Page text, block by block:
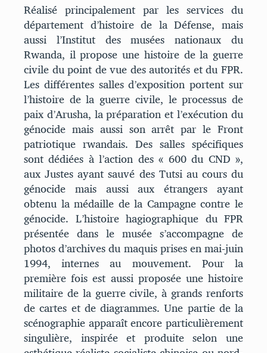
Réalisé principalement par les services du
département d’histoire de la Défense, mais
aussi l’Institut des musées nationaux du
Rwanda, il propose une histoire de la guerre
civile du point de vue des autorités et du FPR.
Les différentes salles d’exposition portent sur
l’histoire de la guerre civile, le processus de
paix d’Arusha, la préparation et l’exécution du
génocide mais aussi son arrêt par le Front
patriotique rwandais. Des salles spécifiques
sont dédiées à l’action des « 600 du CND »,
aux Justes ayant sauvé des Tutsi au cours du
génocide mais aussi aux étrangers ayant
obtenu la médaille de la Campagne contre le
génocide. L’histoire hagiographique du FPR
présentée dans le musée s’accompagne de
photos d’archives du maquis prises en mai-juin
1994, internes au mouvement. Pour la
première fois est aussi proposée une histoire
militaire de la guerre civile, à grands renforts
de cartes et de diagrammes. Une partie de la
scénographie apparaît encore particulièrement
singulière, inspirée et produite selon une